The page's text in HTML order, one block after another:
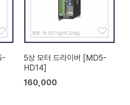
5상 모터 드라이버 [MD5-
HD14]
160,000